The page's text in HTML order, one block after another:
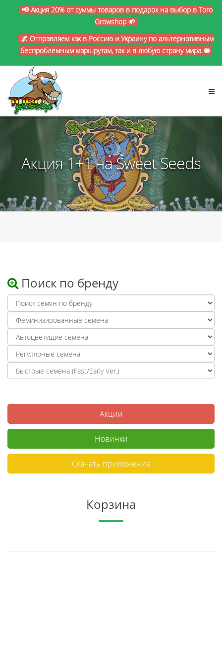
📢 Акция 20% от суммы товаров в подарок на выбор в Toro
Growshop 🌱
🌌 Отправляем как в Россию и Украину по альтернативным
беспроблемным маршрутам, так и в любую страну мира. 🌐
Акция 1+1 на Sweet Seeds
Поиск по бренду
Акции
Новинки
Скачать приложение
Корзина